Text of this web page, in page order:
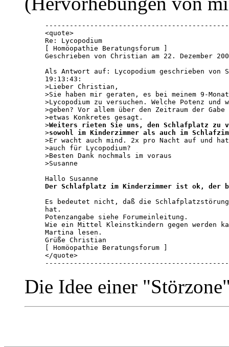
<quote>
Re: Lycopodium
[ Homöopathie Beratungsforum ]
Geschrieben von Christian am 22. Dezember
Als Antwort auf: Lycopodium geschrieben von
19:13:43:
>Lieber Christian,
>Sie haben mir geraten, es bei meinem 9-
>Lycopodium zu versuchen. Welche Potenz
>geben? Vor allem über den Zeitraum der
>etwas Konkretes gesagt.
>Weiters rieten Sie uns, den Schlafplatz zu
>sowohl im Kinderzimmer als auch im
>Er wacht auch mind. 2x pro Nacht auf und
>auch für Lycopodium?
>Besten Dank nochmals im voraus
>Susanne
Der Schlafplatz im Kinderzimmer ist ok, der
Es bedeutet nicht, daß die Schlafplatzstörung
hat.
Potenzangabe siehe Forumeinleitung.
Wie ein Mittel Kleinstkindern gegen werden
Martina lesen.
Grüße Christian
[ Homöopathie Beratungsforum ]
</quote>
Die Idee einer